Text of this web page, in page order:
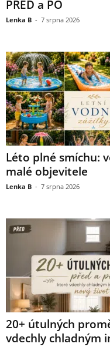
PŘED a PO
Lenka B - 7 srpna 2026
Léto plné smíchu:
malé objevitele
Lenka B - 7 srpna 2026
20+ útulných
vdechly chladným